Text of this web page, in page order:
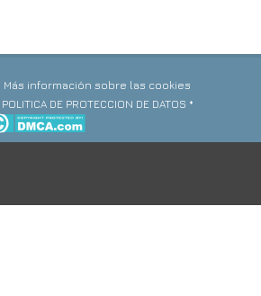
Más información sobre las cookies
DE PROTECCION DE DATOS *